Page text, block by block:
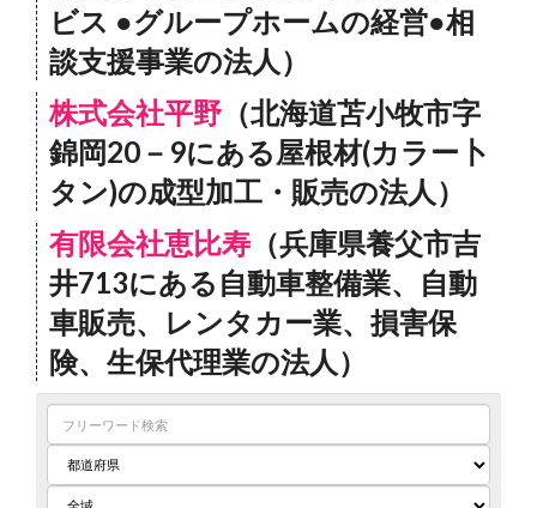
ビス ●グループホームの経営●相
談支援事業の法人）
株式会社平野 （北海道苫小牧市字
錦岡20－9にある屋根材(カラー卜
タン)の成型加工・販売の法人）
有限会社恵比寿 （兵庫県養父市吉
井713にある自動車整備業、自動
車販売、レンタカー業、損害保
険、生保代理業の法人）